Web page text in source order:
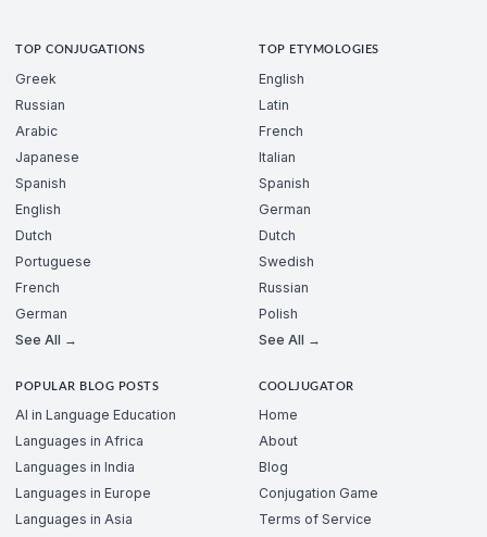
TOP CONJUGATIONS
Greek
Russian
Arabic
Japanese
Spanish
English
Dutch
Portuguese
French
German
See All →
TOP ETYMOLOGIES
English
Latin
French
Italian
Spanish
German
Dutch
Swedish
Russian
Polish
See All →
POPULAR BLOG POSTS
AI in Language Education
Languages in Africa
Languages in India
Languages in Europe
Languages in Asia
COOLJUGATOR
Home
About
Blog
Conjugation Game
Terms of Service